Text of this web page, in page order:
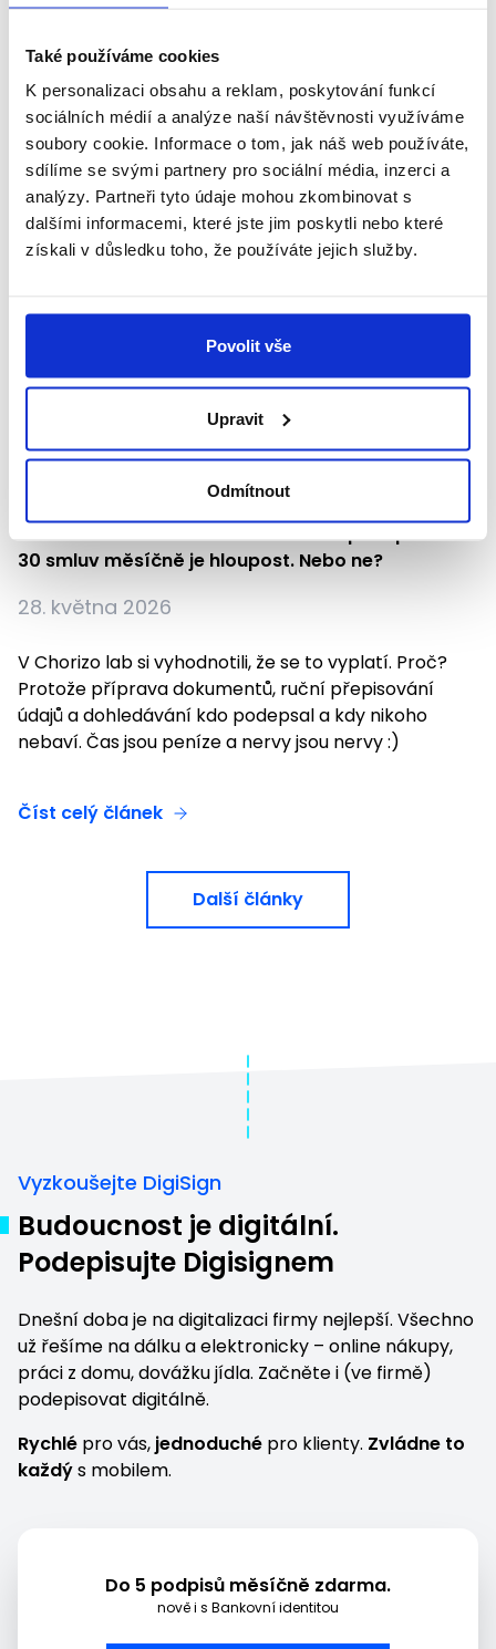
Také používáme cookies
K personalizaci obsahu a reklam, poskytování funkcí
sociálních médií a analýze naší návštěvnosti využíváme
soubory cookie. Informace o tom, jak náš web používáte,
sdílíme se svými partnery pro sociální média, inzerci a
analýzy. Partneři tyto údaje mohou zkombinovat s
dalšími informacemi, které jste jim poskytli nebo které
získali v důsledku toho, že používáte jejich služby.
Povolit vše
Upravit
Odmítnout
Číst celý článek
Webináře
Záznam z webináře: Automatizovat podepisování
30 smluv měsíčně je hloupost. Nebo ne?
28. května 2026
V Chorizo lab si vyhodnotili, že se to vyplatí. Proč?
Protože příprava dokumentů, ruční přepisování
údajů a dohledávání kdo podepsal a kdy nikoho
nebaví. Čas jsou peníze a nervy jsou nervy :)
Číst celý článek
Další články
Vyzkoušejte DigiSign
Budoucnost je digitální.
Podepisujte Digisignem
Dnešní doba je na digitalizaci firmy nejlepší. Všechno
už řešíme na dálku a elektronicky – online nákupy,
práci z domu,dovážku jídla. Začněte i (ve firmě)
podepisovat digitálně.
Rychlé pro vás, jednoduché pro klienty. Zvládne to
každýs mobilem.
Do 5 podpisů měsíčně zdarma.
nově i s Bankovní identitou